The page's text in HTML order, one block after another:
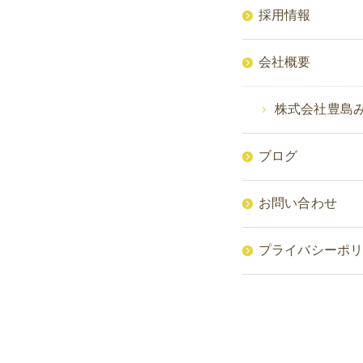
採用情報
会社概要
株式会社豊島
ブログ
お問い合わせ
プライバシーポ